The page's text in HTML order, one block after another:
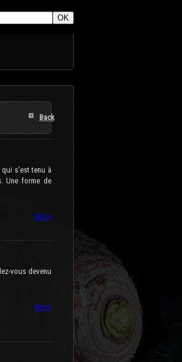
Back
s’est tenu à
Une forme de
More
vous devenu
More